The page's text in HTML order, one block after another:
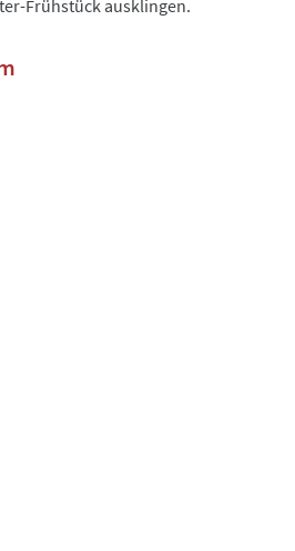
Frühstück ausklingen.